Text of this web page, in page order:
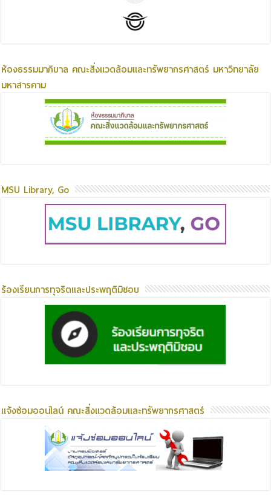
ห้องธรรมมาภิบาล คณะสิ่งแวดล้อมและทรัพยากรศาสตร์ มหาวิทยาลัย
มหาสารคาม
MSU Library, Go
ร้องเรียนการทุจริตและประพฤติมิชอบ
แจ้งซ่อมออนไลน์ คณะสิ่งแวดล้อมและทรัพยากรศาสตร์